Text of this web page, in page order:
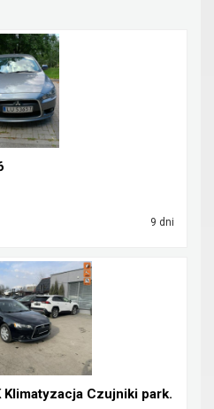
9 dni
Czujniki park.